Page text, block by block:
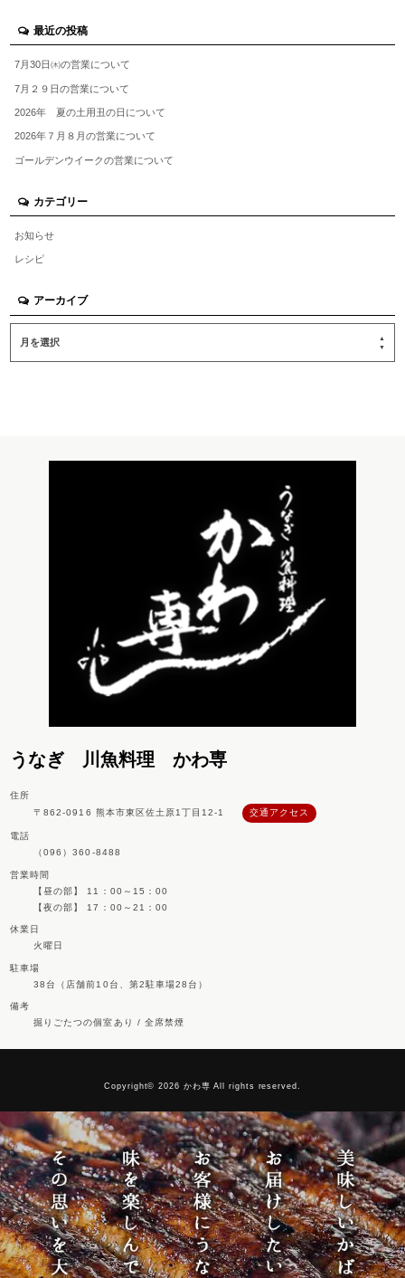
最近の投稿
7月30日㈭の営業について
7月２９日の営業について
2026年 夏の土用丑の日について
2026年７月８月の営業について
ゴールデンウイークの営業について
カテゴリー
お知らせ
レシピ
アーカイブ
月を選択
うなぎ 川魚料理 かわ専
住所
〒862-0916 熊本市東区佐土原1丁目12-1
交通アクセス
電話
（096）360-8488
営業時間
【昼の部】 11：00～15：00
【夜の部】 17：00～21：00
休業日
火曜日
駐車場
38台（店舗前10台、第2駐車場28台）
備考
掘りごたつの個室あり / 全席禁煙
Copyright© 2026 かわ専 All rights reserved.